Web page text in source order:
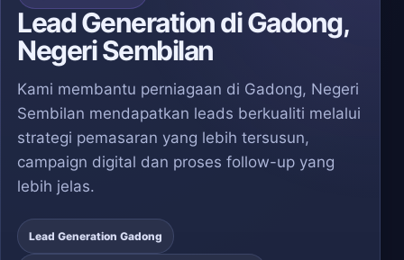
Lead Generation di Gadong,
Negeri Sembilan
Kami membantu perniagaan di Gadong, Negeri
Sembilan mendapatkan leads berkualiti melalui
strategi pemasaran yang lebih tersusun,
campaign digital dan proses follow-up yang
lebih jelas.
Lead Generation Gadong